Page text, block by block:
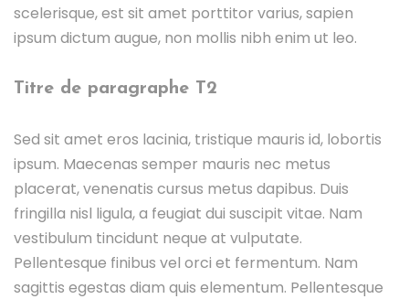
scelerisque, est sit amet porttitor varius, sapien
ipsum dictum augue, non mollis nibh enim ut leo.
Titre de paragraphe T2
Sed sit amet eros lacinia, tristique mauris id, lobortis
ipsum. Maecenas semper mauris nec metus
placerat, venenatis cursus metus dapibus. Duis
fringilla nisl ligula, a feugiat dui suscipit vitae. Nam
vestibulum tincidunt neque at vulputate.
Pellentesque finibus vel orci et fermentum. Nam
sagittis egestas diam quis elementum. Pellentesque